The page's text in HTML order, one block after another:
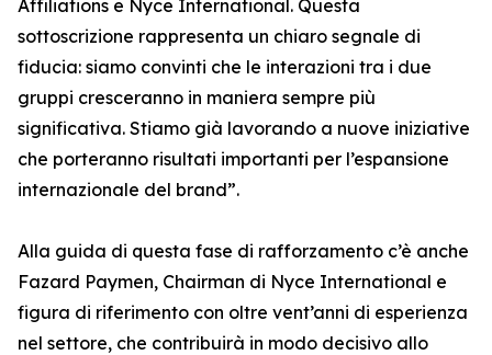
Affiliations e Nyce International. Questa
sottoscrizione rappresenta un chiaro segnale di
fiducia: siamo convinti che le interazioni tra i due
gruppi cresceranno in maniera sempre più
significativa. Stiamo già lavorando a nuove iniziative
che porteranno risultati importanti per l’espansione
internazionale del brand”.
Alla guida di questa fase di rafforzamento c’è anche
Fazard Paymen, Chairman di Nyce International e
figura di riferimento con oltre vent’anni di esperienza
nel settore, che contribuirà in modo decisivo allo